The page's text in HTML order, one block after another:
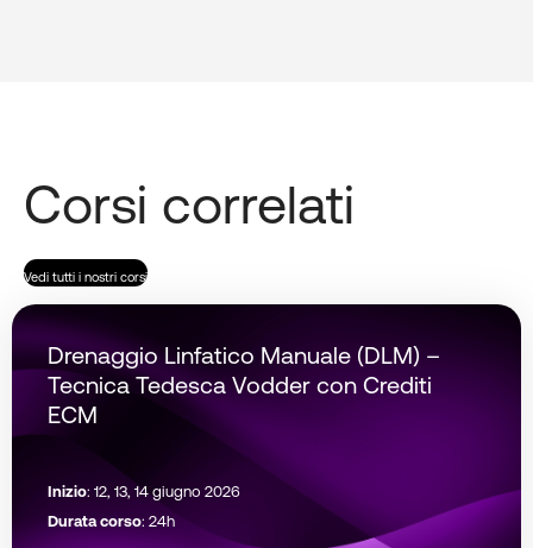
Corsi correlati
Vedi tutti i nostri corsi
Drenaggio Linfatico Manuale (DLM) –
Tecnica Tedesca Vodder con Crediti
ECM
Inizio: 12, 13, 14 giugno 2026
Durata corso: 24h